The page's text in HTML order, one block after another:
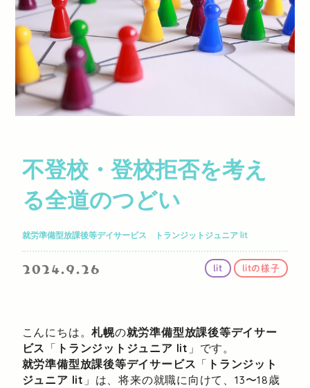
不登校・登校拒否を考え
る全道のつどい
就労準備型放課後等デイサービス トランジットジュニア lit
2024.9.26 lit litの様子
こんにちは。札幌の就労準備型放課後等デイサー
ビス 「 トランジットジュニア lit 」です。
就労準備型放課後等デイサービス 「 トランジット
ジュニア lit 」は、将来の就職に向けて、13〜18歳